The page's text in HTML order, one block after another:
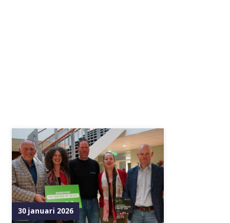
30 januari 2026